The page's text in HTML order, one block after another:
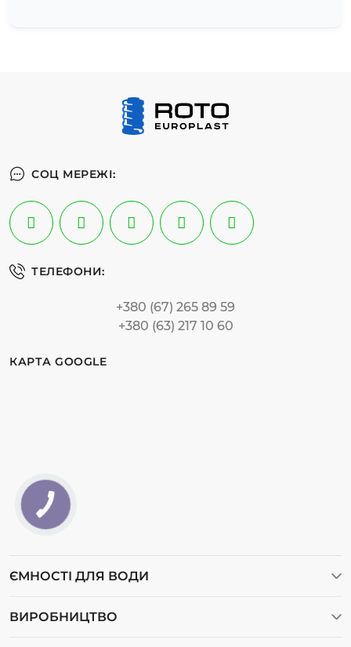
СОЦ МЕРЕЖІ:
ТЕЛЕФОНИ:
+380 (67) 265 89 59
+380 (63) 217 10 60
КАРТА GOOGLE
ЄМНОСТІ ДЛЯ ВОДИ
ВИРОБНИЦТВО